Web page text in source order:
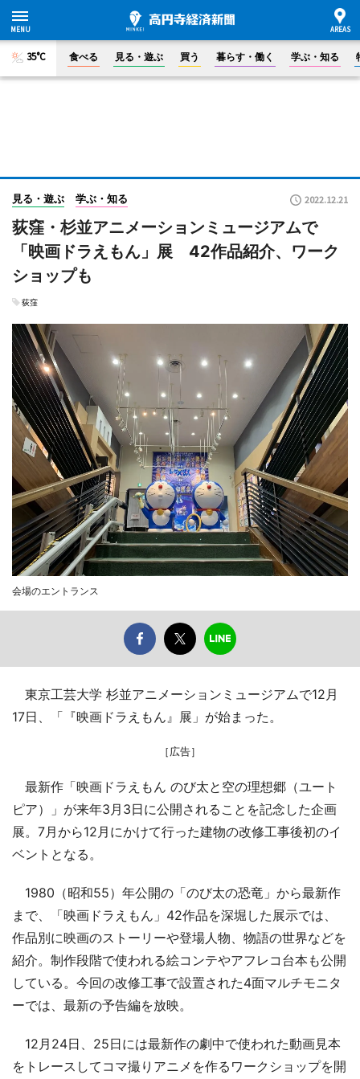
35°C 食べる 見る・遊ぶ 買う 暮らす・働く 学ぶ・知る
見る・遊ぶ 学ぶ・知る 2022.12.21
荻窪・杉並アニメーションミュージアムで
「映画ドラえもん」展 42作品紹介、ワーク
ショップも
荻窪
会場のエントランス
東京工芸大学 杉並アニメーションミュージアムで12月
17日、「『映画ドラえもん』展」が始まった。
［広告］
最新作「映画ドラえもん のび太と空の理想郷（ユート
ピア）」が来年3月3日に公開されることを記念した企画
展。7月から12月にかけて行った建物の改修工事後初のイ
ベントとなる。
1980（昭和55）年公開の「のび太の恐竜」から最新作
まで、「映画ドラえもん」42作品を深堀した展示では、
作品別に映画のストーリーや登場人物、物語の世界などを
紹介。制作段階で使われる絵コンテやアフレコ台本も公開
している。今回の改修工事で設置された4面マルチモニタ
ーでは、最新の予告編を放映。
12月24日、25日には最新作の劇中で使われた動画見本
をトレースしてコマ撮りアニメを作るワークショップを開